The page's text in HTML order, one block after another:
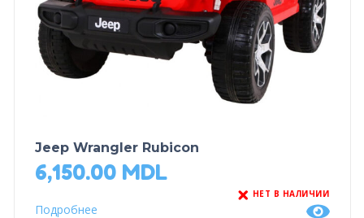
Jeep Wrangler Rubicon
6,150.00 MDL
НЕТ В НАЛИЧИИ
Подробнее